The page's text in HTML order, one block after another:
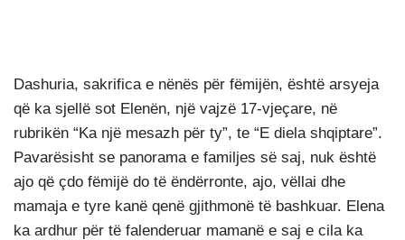
Dashuria, sakrifica e nënës për fëmijën, është arsyeja
që ka sjellë sot Elenën, një vajzë 17-vjeçare, në
rubrikën “Ka një mesazh për ty”, te “E diela shqiptare”.
Pavarësisht se panorama e familjes së saj, nuk është
ajo që çdo fëmijë do të ëndërronte, ajo, vëllai dhe
mamaja e tyre kanë qenë gjithmonë të bashkuar. Elena
ka ardhur për të falenderuar mamanë e saj e cila ka